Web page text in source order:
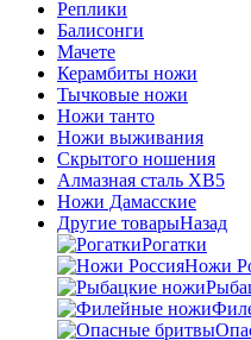
Реплики
Балисонги
Мачете
Керамбиты ножи
Тычковые ножи
Ножи танто
Ножи выживания
Скрытого ношения
Алмазная сталь ХВ5
Ножи Дамасские
Другие товарыНазад
Рогатки
Ножи